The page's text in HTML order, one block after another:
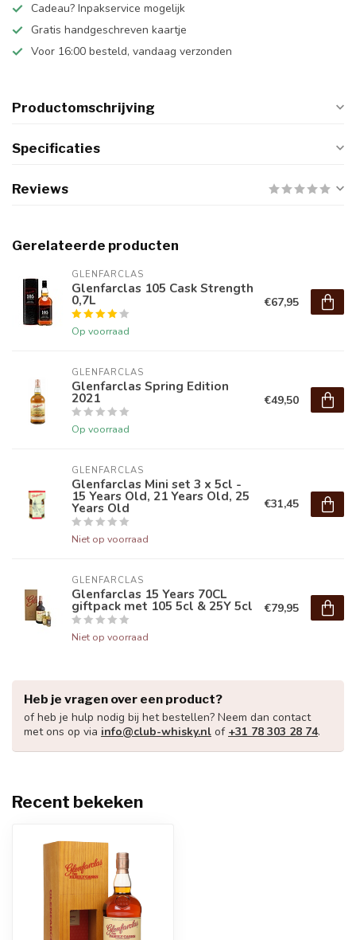
Cadeau? Inpakservice mogelijk
Gratis handgeschreven kaartje
Voor 16:00 besteld, vandaag verzonden
Productomschrijving
Specificaties
Reviews
Gerelateerde producten
GLENFARCLAS
Glenfarclas 105 Cask Strength
0,7L
Op voorraad
€67,95
GLENFARCLAS
Glenfarclas Spring Edition
2021
Op voorraad
€49,50
GLENFARCLAS
Glenfarclas Mini set 3 x 5cl -
15 Years Old, 21 Years Old, 25
Years Old
Niet op voorraad
€31,45
GLENFARCLAS
Glenfarclas 15 Years 70CL
giftpack met 105 5cl & 25Y 5cl
Niet op voorraad
€79,95
Heb je vragen over een product?
of heb je hulp nodig bij het bestellen? Neem dan contact
met ons op via info@club-whisky.nl of +31 78 303 28 74.
Recent bekeken